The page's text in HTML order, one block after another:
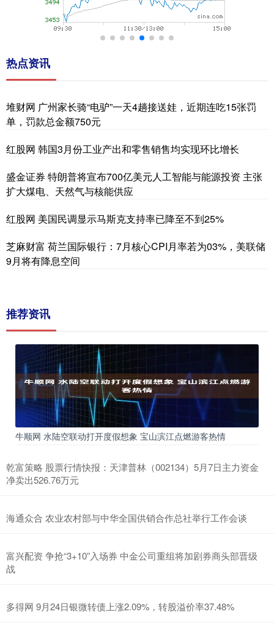
热点资讯
堆财网 广州家长骑“电驴”一天4趟接送娃，近期连吃15张罚
单，罚款总金额750元
红股网 韩国3月份工业产出和零售销售均实现环比增长
盛金证券 特朗普将宣布700亿美元人工智能与能源投资 主张
扩大煤电、天然气与核能供应
红股网 美国民调显示马斯克支持率已降至不到25%
芝麻财富 荷兰国际银行：7月核心CPI月率若为03%，美联储
9月将有降息空间
推荐资讯
牛顺网 水陆空联动打开度假想象 宝山滨江点燃游客热情
乾富策略 股票行情快报：天津普林（002134）5月7日主力资金
净卖出526.76万元
海通众合 农业农村部与中华全国供销合作总社举行工作会谈
富兴配资 争抢“3+10”入场券 中金公司重组将加剧券商头部晋级
战
多得网 9月24日银微转债上涨2.09%，转股溢价率37.48%